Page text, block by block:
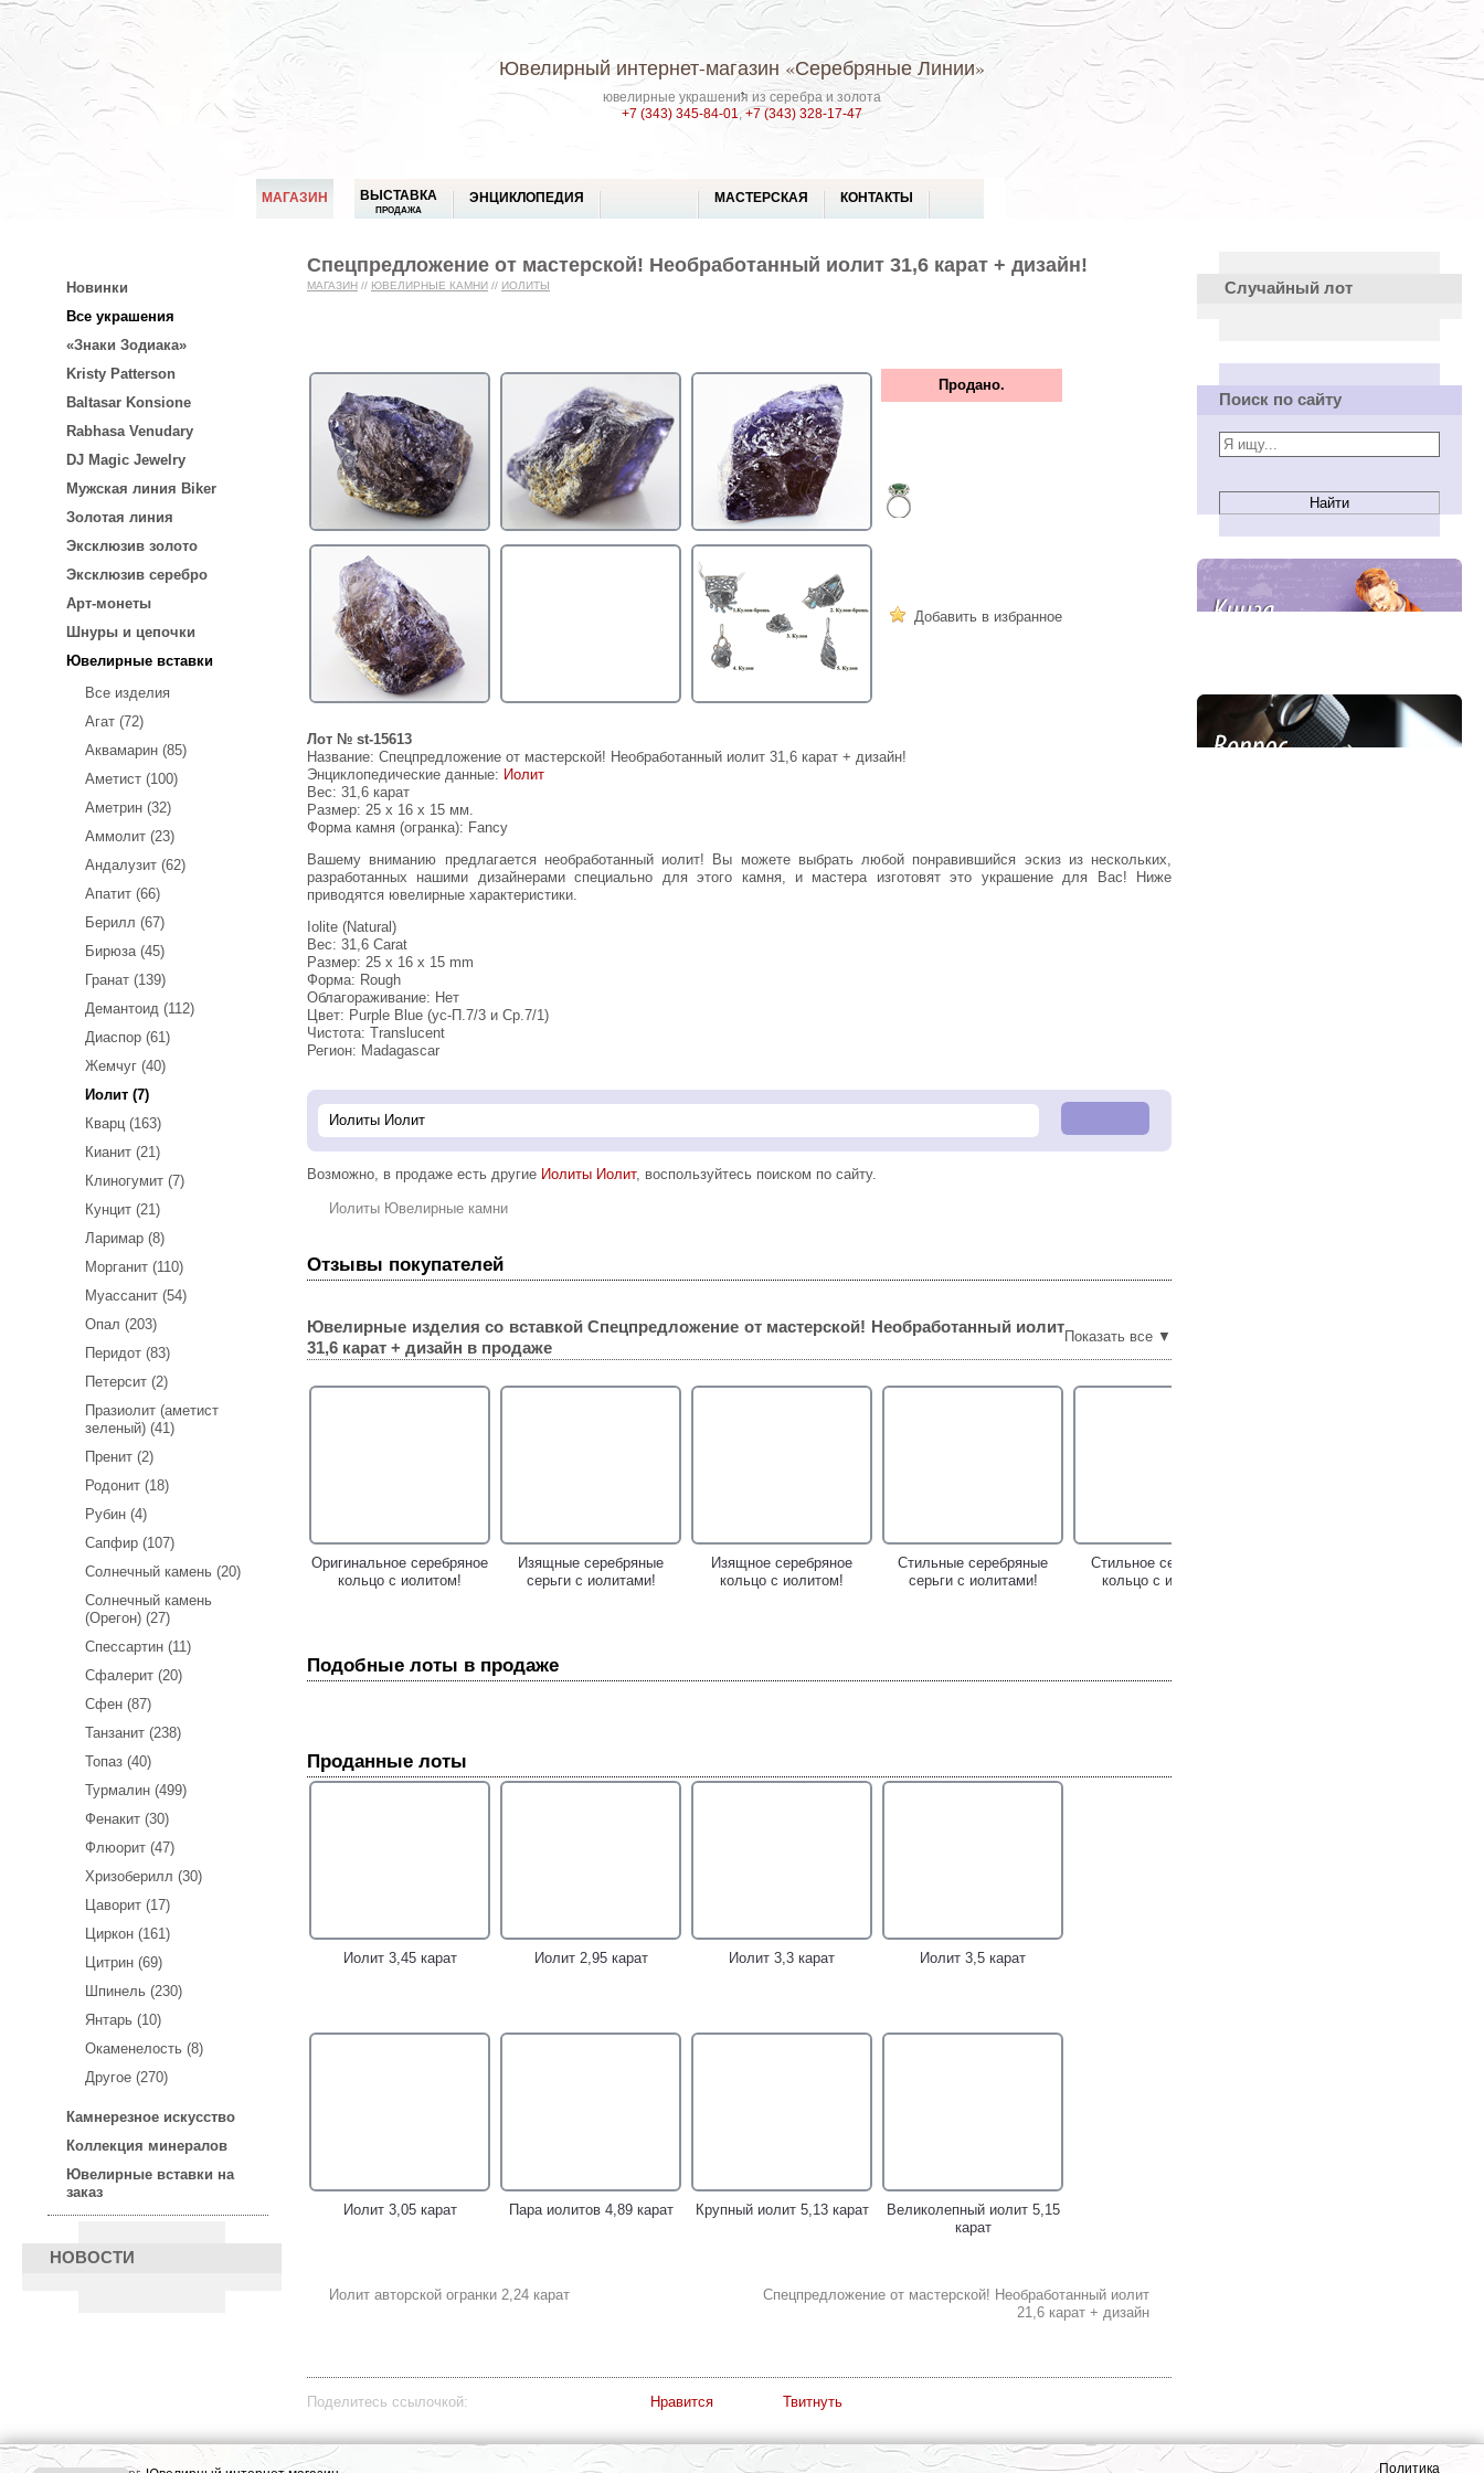
Ювелирный интернет-магазин «Серебряные Линии»
ювелирные украшения из серебра и золота
+7 (343) 345-84-01,+7 (343) 328-17-47
МАГАЗИН ВЫСТАВКА
ПРОДАЖА
ЭНЦИКЛОПЕДИЯ МАСТЕРСКАЯ КОНТАКТЫ
Новинки
Все украшения
«Знаки Зодиака»
Kristy Patterson
Baltasar Konsione
Rabhasa Venudary
DJ Magic Jewelry
Мужская линия Biker
Золотая линия
Эксклюзив золото
Эксклюзив серебро
Арт-монеты
Шнуры и цепочки
Ювелирные вставки
Все изделия
Агат (72)
Аквамарин (85)
Аметист (100)
Аметрин (32)
Аммолит (23)
Андалузит (62)
Апатит (66)
Берилл (67)
Бирюза (45)
Гранат (139)
Демантоид (112)
Диаспор (61)
Жемчуг (40)
Иолит (7)
Кварц (163)
Кианит (21)
Клиногумит (7)
Кунцит (21)
Ларимар (8)
Морганит (110)
Муассанит (54)
Опал (203)
Перидот (83)
Петерсит (2)
Празиолит (аметист
зеленый) (41)
Пренит (2)
Родонит (18)
Рубин (4)
Сапфир (107)
Солнечный камень (20)
Солнечный камень
(Орегон) (27)
Спессартин (11)
Сфалерит (20)
Сфен (87)
Танзанит (238)
Топаз (40)
Турмалин (499)
Фенакит (30)
Флюорит (47)
Хризоберилл (30)
Цаворит (17)
Циркон (161)
Цитрин (69)
Шпинель (230)
Янтарь (10)
Окаменелость (8)
Другое (270)
Камнерезное искусство
Коллекция минералов
Ювелирные вставки на
заказ
НОВОСТИ
Спецпредложение от мастерской! Необработанный иолит 31,6 карат + дизайн!
МАГАЗИН // ЮВЕЛИРНЫЕ КАМНИ // ИОЛИТЫ
Продано.
Добавить в избранное
Лот № st-15613
Название: Спецпредложение от мастерской! Необработанный иолит 31,6 карат + дизайн!
Энциклопедические данные: Иолит
Вес: 31,6 карат
Размер: 25 x 16 x 15 мм.
Форма камня (огранка): Fancy
Вашему вниманию предлагается необработанный иолит! Вы можете выбрать любой понравившийся эскиз из нескольких,
разработанных нашими дизайнерами специально для этого камня, и мастера изготовят это украшение для Вас! Ниже
приводятся ювелирные характеристики.
Iolite (Natural)
Вес: 31,6 Carat
Размер: 25 х 16 х 15 mm
Форма: Rough
Облагораживание: Нет
Цвет: Purple Blue (ус-П.7/3 и Ср.7/1)
Чистота: Translucent
Регион: Madagascar
Возможно, в продаже есть другие Иолиты Иолит, воспользуйтесь поиском по сайту.
Иолиты Ювелирные камни
Отзывы покупателей
Ювелирные изделия со вставкой Спецпредложение от мастерской! Необработанный иолит
31,6 карат + дизайн в продаже
Показать все ▼
Оригинальные серебряные
серьги с иолитами!
Оригинальное cеребряное
кольцо с иолитом!
Изящные серебряные
серьги с иолитами!
Изящное серебряное
кольцо с иолитом!
Стильные серебряные
серьги с иолитами!
Стильное серебряное
кольцо с иолитом!
Серебряное кольцо с
иолитом, цитринами и
аметистами!
голубыми топазами,
Подобные лоты в продаже
Проданные лоты
Иолит 3,45 карат Иолит 2,95 карат Иолит 3,3 карат Иолит 3,5 карат
Иолит 3,05 карат Пара иолитов 4,89 карат Крупный иолит 5,13 карат
Великолепный иолит 5,15
карат
Иолит авторской огранки 2,24 карат
Спецпредложение от мастерской! Необработанный иолит
21,6 карат + дизайн
Поделитесь ссылочкой: Нравится Твитнуть
Случайный лот
Поиск по сайту
Политика